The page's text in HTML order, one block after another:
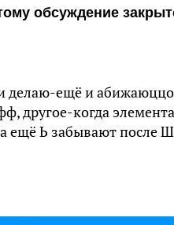
обсуждение
делаю-ещё и
другое-когда
ещё Ь забывают после